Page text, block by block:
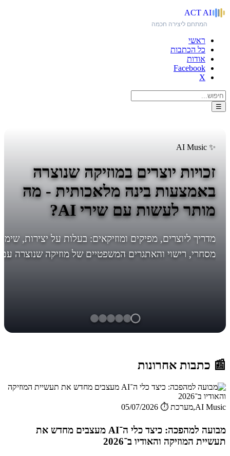
ACT AI
המתחם ליצירה חכמה
ראשי
כל הכתבות
אודות
Facebook
X
☰
✨ AI Music
זכויות יוצרים במוזיקה שנוצרה
באמצעות בינה מלאכותית - מה
מותר לעשות עם שירי AI?
מדריך ליוצרים, מפיקים ומוזיקאים: בעלות על יצירות,
מסחרי, רישוי והאתגרים המשפטיים של מוזיקה שנוצרה עם
📰 כתבות אחרונות
AI Music,מערכת ⏱️ 05/07/2026
מבועה למהפכה: כיצד כלי ה־AI מעצבים מחדש את
תעשיית המוזיקה והאודיו ב־2026